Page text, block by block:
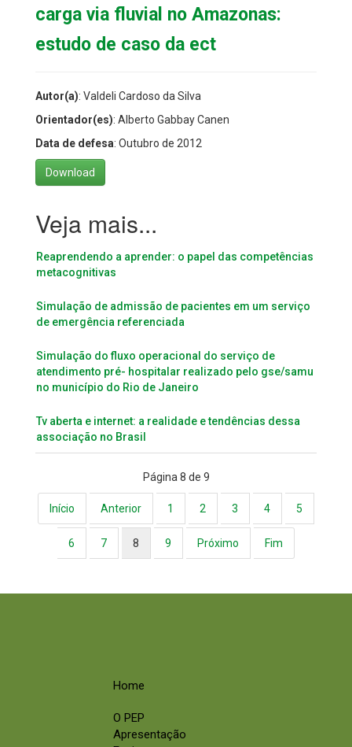
carga via fluvial no Amazonas:
estudo de caso da ect
Autor(a): Valdeli Cardoso da Silva
Orientador(es): Alberto Gabbay Canen
Data de defesa: Outubro de 2012
Download
Reaprendendo a aprender: o papel das competências
metacognitivas
Simulação de admissão de pacientes em um serviço
de emergência referenciada
Simulação do fluxo operacional do serviço de
atendimento pré- hospitalar realizado pelo gse/samu
no município do Rio de Janeiro
Tv aberta e internet: a realidade e tendências dessa
associação no Brasil
Página 8 de 9
Início Anterior 1 2 3 4 5
6 7 8 9 Próximo Fim
Home
O PEP
Apresentação